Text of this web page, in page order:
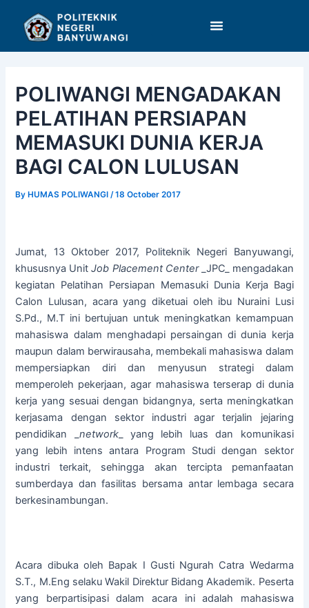
content
POLIWANGI MENGADAKAN
PELATIHAN PERSIAPAN
MEMASUKI DUNIA KERJA
BAGI CALON LULUSAN
ByHUMAS POLIWANGI /18 October 2017
Jumat, 13 Oktober 2017, Politeknik Negeri Banyuwangi,
khususnya Unit Job Placement Center_JPC_ mengadakan
kegiatan Pelatihan Persiapan Memasuki Dunia Kerja Bagi
Calon Lulusan, acara yang diketuai oleh ibu Nuraini Lusi
S.Pd., M.T ini bertujuan untuk meningkatkan kemampuan
mahasiswa dalam menghadapi persaingan di dunia kerja
maupun dalam berwirausaha, membekali mahasiswa dalam
mempersiapkan diri dan menyusun strategi dalam
memperoleh pekerjaan, agar mahasiswa terserap di dunia
kerja yang sesuai dengan bidangnya, serta meningkatkan
kerjasama dengan sektor industri agar terjalin jejaring
pendidikan _ network_ yang lebih luas dan komunikasi
yang lebih intens antara Program Studi dengan sektor
industri terkait, sehingga akan tercipta pemanfaatan
sumberdaya dan fasilitas bersama antar lembaga secara
berkesinambungan.
Acara dibuka oleh Bapak I Gusti Ngurah Catra Wedarma
S.T., M.Eng selaku Wakil Direktur Bidang Akademik. Peserta
yang berpartisipasi dalam acara ini adalah mahasiswa
navigation